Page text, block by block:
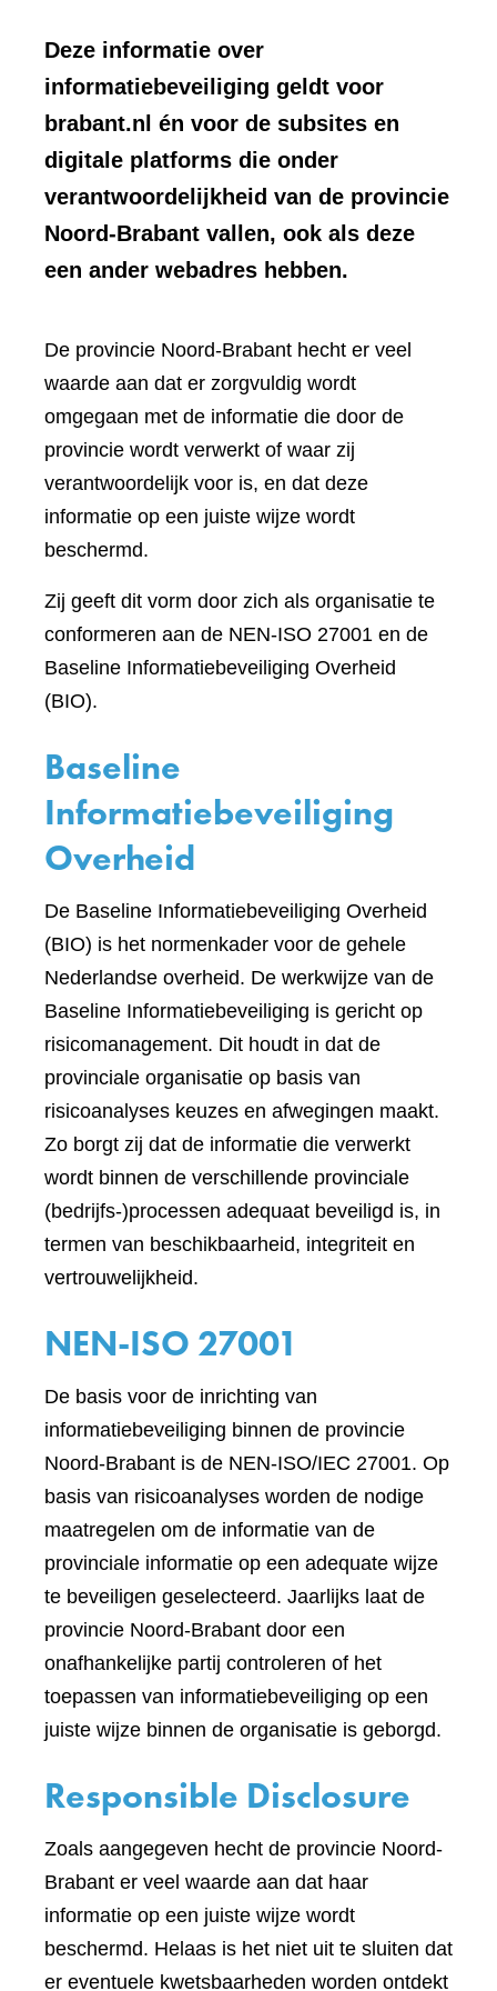
Deze informatie over
informatiebeveiliging geldt voor
brabant.nl én voor de subsites en
digitale platforms die onder
verantwoordelijkheid van de provincie
Noord-Brabant vallen, ook als deze
een ander webadres hebben.
De provincie Noord-Brabant hecht er veel
waarde aan dat er zorgvuldig wordt
omgegaan met de informatie die door de
provincie wordt verwerkt of waar zij
verantwoordelijk voor is, en dat deze
informatie op een juiste wijze wordt
beschermd.
Zij geeft dit vorm door zich als organisatie te
conformeren aan de NEN-ISO 27001 en de
Baseline Informatiebeveiliging Overheid
(BIO).
Baseline
Informatiebeveiliging
Overheid
De Baseline Informatiebeveiliging Overheid
(BIO) is het normenkader voor de gehele
Nederlandse overheid. De werkwijze van de
Baseline Informatiebeveiliging is gericht op
risicomanagement. Dit houdt in dat de
provinciale organisatie op basis van
risicoanalyses keuzes en afwegingen maakt.
Zo borgt zij dat de informatie die verwerkt
wordt binnen de verschillende provinciale
(bedrijfs-)processen adequaat beveiligd is, in
termen van beschikbaarheid, integriteit en
vertrouwelijkheid.
NEN-ISO 27001
De basis voor de inrichting van
informatiebeveiliging binnen de provincie
Noord-Brabant is de NEN-ISO/IEC 27001. Op
basis van risicoanalyses worden de nodige
maatregelen om de informatie van de
provinciale informatie op een adequate wijze
te beveiligen geselecteerd. Jaarlijks laat de
provincie Noord-Brabant door een
onafhankelijke partij controleren of het
toepassen van informatiebeveiliging op een
juiste wijze binnen de organisatie is geborgd.
Responsible Disclosure
Zoals aangegeven hecht de provincie Noord-
Brabant er veel waarde aan dat haar
informatie op een juiste wijze wordt
beschermd. Helaas is het niet uit te sluiten dat
er eventuele kwetsbaarheden worden ontdekt